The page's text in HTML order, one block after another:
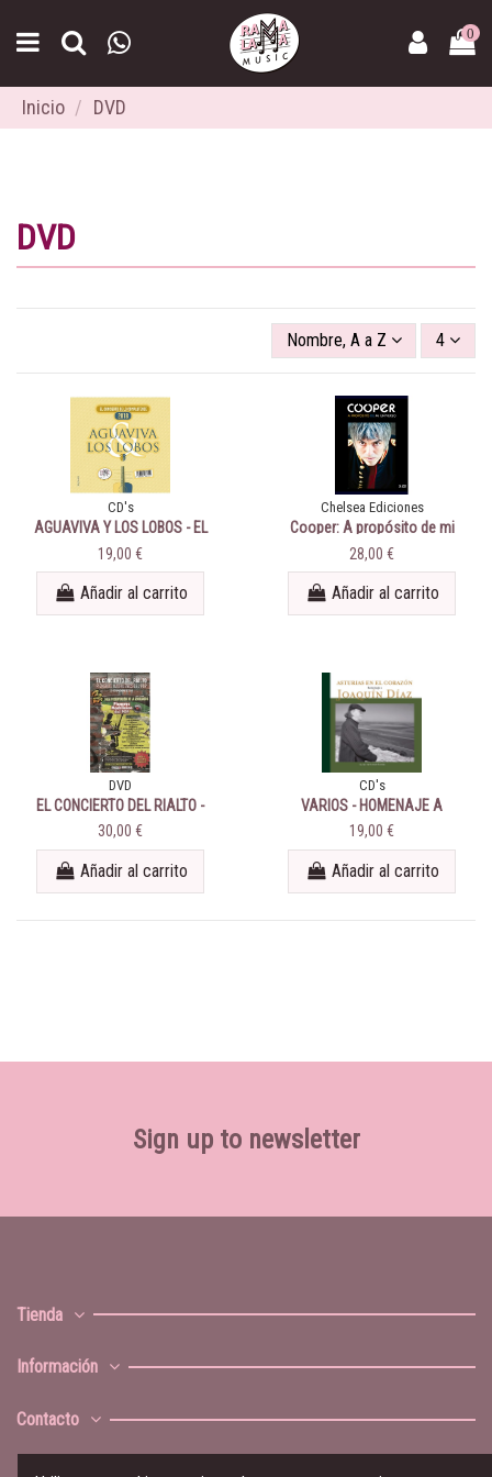
0
Inicio DVD
DVD
Nombre, A a Z 4
CD's
AGUAVIVA Y LOS LOBOS - EL
CONCIERTO DE LA
COMPLUTENSE 2018
19,00 €
Añadir al carrito
Chelsea Ediciones
Cooper: A propósito de mi
universo
28,00 €
Añadir al carrito
DVD
EL CONCIERTO DEL RIALTO -
3DVD
30,00 €
Añadir al carrito
CD's
VARIOS - HOMENAJE A
JOAQUÍN DÍAZ - ASTURIAS EN
EL CORAZÓN.
19,00 €
Añadir al carrito
Sign up to newsletter
Tienda
Información
Contacto